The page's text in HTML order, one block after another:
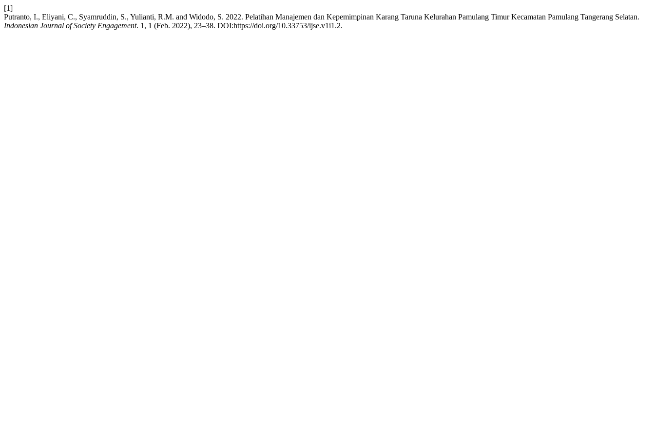
[1]
Putranto, I., Eliyani, C., Syamruddin, S., Yulianti, R.M. and Widodo, S. 2022. Pelatihan Manajemen dan Kepemimpinan Karang Taruna Kelurahan Pamulang Timur Kecamatan Pamulang Tangerang Selatan.
Indonesian Journal of Society Engagement. 1, 1 (Feb. 2022), 23–38. DOI:https://doi.org/10.33753/ijse.v1i1.2.